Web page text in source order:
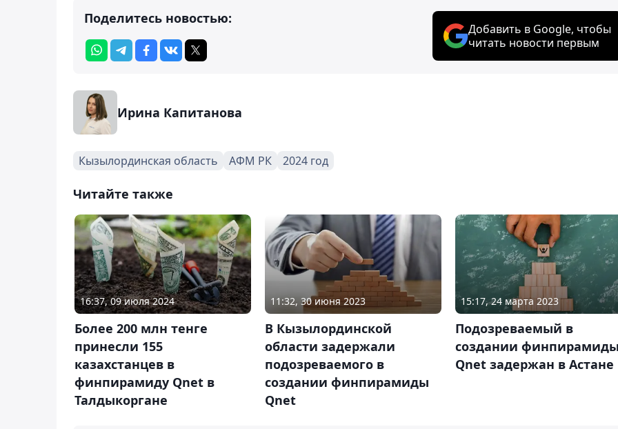
Поделитесь новостью:
Добавить в Google, чтобы
читать новости первым
Ирина Капитанова
Кызылординская область АФМ РК 2024 год
Читайте также
16:37, 09 июля 2024
Более 200 млн тенге
принесли 155
казахстанцев в
финпирамиду Qnet в
Талдыкоргане
11:32, 30 июня 2023
В Кызылординской
области задержали
подозреваемого в
создании финпирамиды
Qnet
15:17, 24 марта 2023
Подозреваемый в
создании
Qnet задержан в Астане